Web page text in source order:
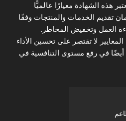
هذه الشهادة معيارًا عالميًّا
تقديم الخدمات والمنتجات وفقًا
العمل وتخفيض المخاطر.
لا تقتصر على تحسين الأداء
في رفع مستوى التنافسية في